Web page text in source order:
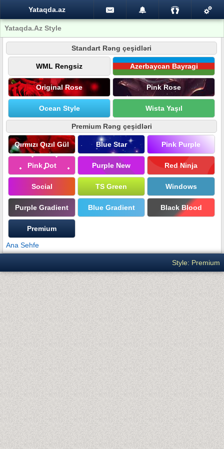
Yataqda.az
Yataqda.Az Style
Standart Rəng çeşidləri
WML Rengsiz Azerbaycan Bayragi
Original Rose Pink Rose
Ocean Style Wista Yaşıl
Premium Rəng çeşidləri
Qırmızı Qızıl Gül Blue Star Pink Purple
Pink Dot Purple New Red Ninja
Social TS Green Windows
Purple Gradient Blue Gradient Black Blood
Premium
Ana Sehfe
Style: Premium